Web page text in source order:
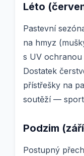
Léto
Pastevní
na hmyz
s UV ochranou
Dostatek
přístřešky na
soutěží —
Podzim
Postupný